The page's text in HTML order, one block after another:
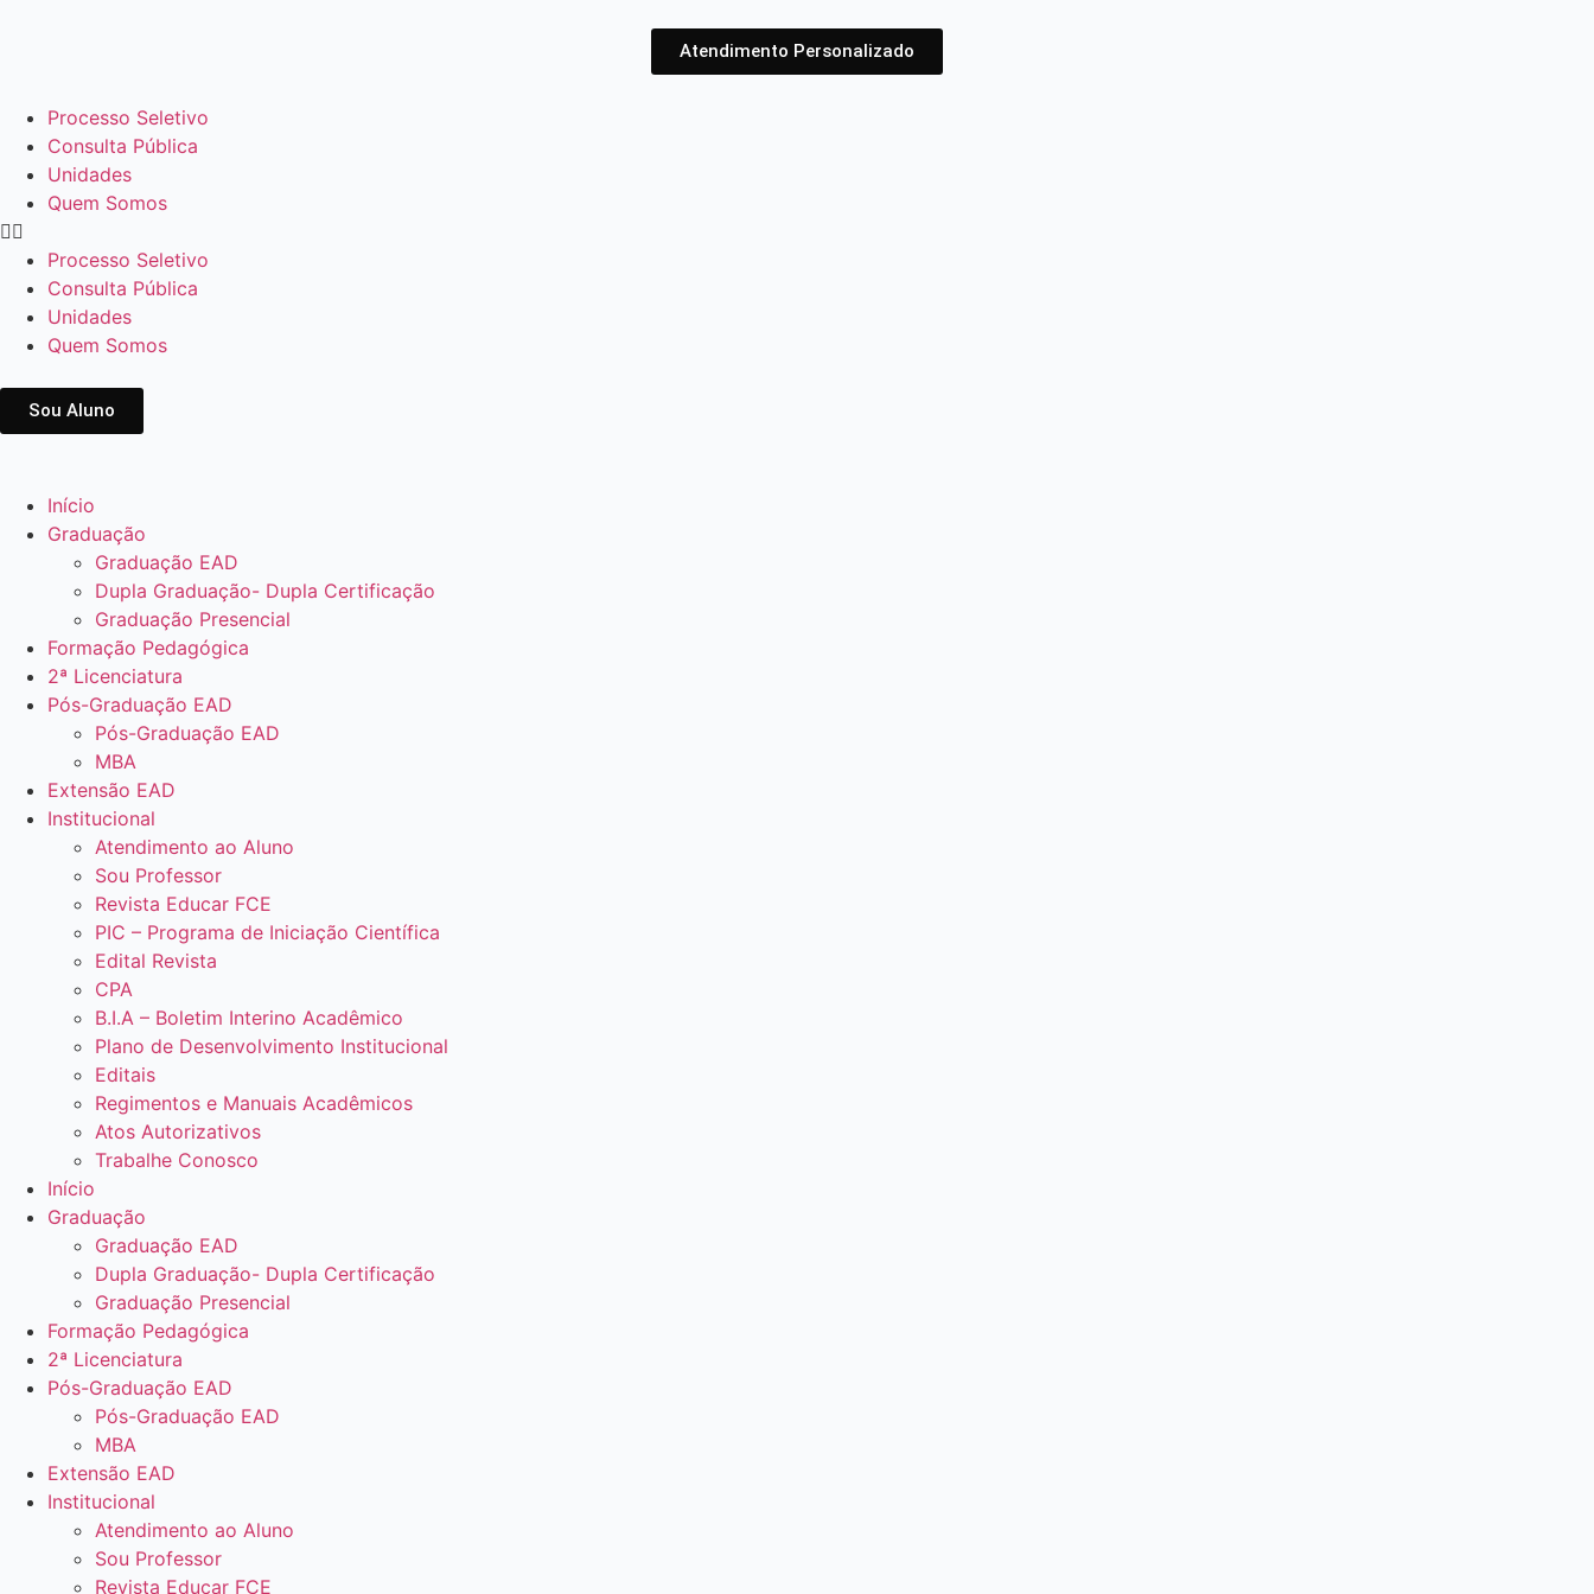
Atendimento Personalizado
Processo Seletivo
Consulta Pública
Unidades
Quem Somos
Processo Seletivo
Consulta Pública
Unidades
Quem Somos
Sou Aluno
Início
Graduação
Graduação EAD
Dupla Graduação- Dupla Certificação
Graduação Presencial
Formação Pedagógica
2ª Licenciatura
Pós-Graduação EAD
Pós-Graduação EAD
MBA
Extensão EAD
Institucional
Atendimento ao Aluno
Sou Professor
Revista Educar FCE
PIC – Programa de Iniciação Científica
Edital Revista
CPA
B.I.A – Boletim Interino Acadêmico
Plano de Desenvolvimento Institucional
Editais
Regimentos e Manuais Acadêmicos
Atos Autorizativos
Trabalhe Conosco
Início
Graduação
Graduação EAD
Dupla Graduação- Dupla Certificação
Graduação Presencial
Formação Pedagógica
2ª Licenciatura
Pós-Graduação EAD
Pós-Graduação EAD
MBA
Extensão EAD
Institucional
Atendimento ao Aluno
Sou Professor
Revista Educar FCE